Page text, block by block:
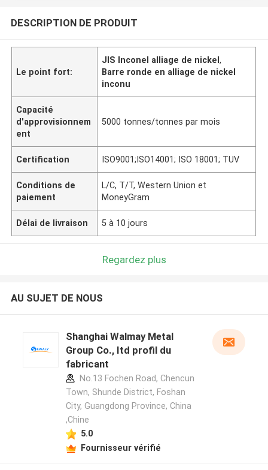
DESCRIPTION DE PRODUIT
Le point fort:
JIS Inconel alliage de nickel,
Barre ronde en alliage de nickel
inconu
Capacité
d'approvisionnem
ent
5000 tonnes/tonnes par mois
Certification ISO9001;ISO14001; ISO 18001; TUV
Conditions de
paiement
L/C, T/T, Western Union et
MoneyGram
Délai de livraison 5 à 10 jours
Regardez plus
AU SUJET DE NOUS
Shanghai Walmay Metal
Group Co., Itd profil du
fabricant
No.13 Fochen Road, Chencun
Town, Shunde District, Foshan
City, Guangdong Province, China
,Chine
5.0
Fournisseur vérifié